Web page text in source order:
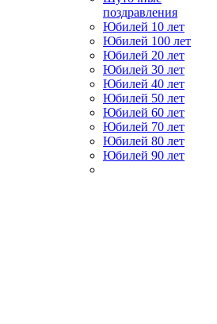
поздравления
Юбилей 10 лет
Юбилей 100 лет
Юбилей 20 лет
Юбилей 30 лет
Юбилей 40 лет
Юбилей 50 лет
Юбилей 60 лет
Юбилей 70 лет
Юбилей 80 лет
Юбилей 90 лет